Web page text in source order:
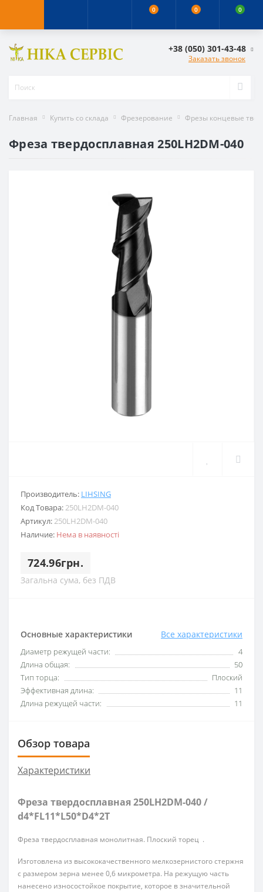
0 0 0
+38 (050) 301-43-48
Заказать звонок
Главная Купить со склада Фрезерование Фрезы концевые
Фреза твердосплавная 250LH2DM-040
Производитель: LIHSING
Код Товара:250LH2DM-040
Артикул:250LH2DM-040
Наличие: Нема в наявності
724.96грн.
Загальна сума, без ПДВ
Основные характеристики Все характеристики
Диаметр режущей части:
4
Длина общая:
50
Тип торца:
Плоский
Эффективная длина:
11
Длина режущей части:
11
Обзор товара
Характеристики
Фреза твердосплавная 250LH2DM-040 /
d4*FL11*L50*D4*2T
Фреза твердосплавная монолитная. Плоский торец .
Изготовлена из высококачественного мелкозернистого стержня
с размером зерна менее 0,6 микрометра. На режущую часть
нанесено износостойкое покрытие, которое в значительной